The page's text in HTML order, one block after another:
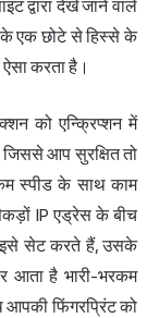
द्वारा देखे जाने वाले
एक छोटे से हिस्से के
करता है।
को एन्क्रिप्शन में
आप सुरक्षित तो
स्पीड के साथ काम
IP एड्रेस के बीच
इसे सेट करते हैं, उसके
आता है भारी-भरकम
फिंगरप्रिंट को